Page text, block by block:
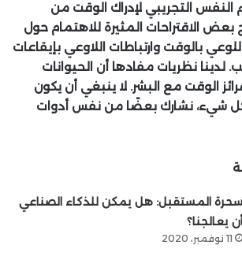
النفس التجريبي لإدراك الوقت من
بعض الاقتراحات المثيرة للاهتمام حول
بالوقت وارتباطات اللاوعي بإيقاعات
لدينا نظريات مفادها أن الحيوانات
الوقت مع البشر. لا ينبغي أن يكون
شيء، نشارك بعضًا من نفس أدوات
سحرة المستقبل: هل يمكن للذكاء الصناعي
أن يعالجنا؟
11 نوفمبر، 2020